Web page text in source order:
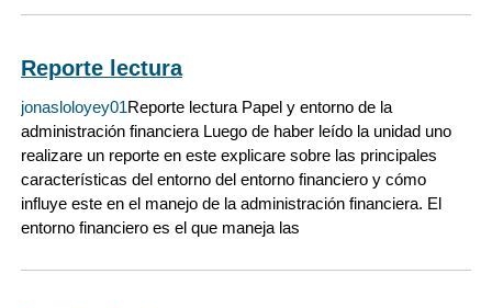
Reporte lectura
jonasloloyey01Reporte lectura Papel y entorno de la
administración financiera Luego de haber leído la unidad uno
realizare un reporte en este explicare sobre las principales
características del entorno del entorno financiero y cómo
influye este en el manejo de la administración financiera. El
entorno financiero es el que maneja las